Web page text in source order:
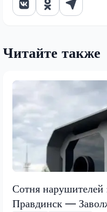
Читайте также
Сотня нарушителей
Правдинск —